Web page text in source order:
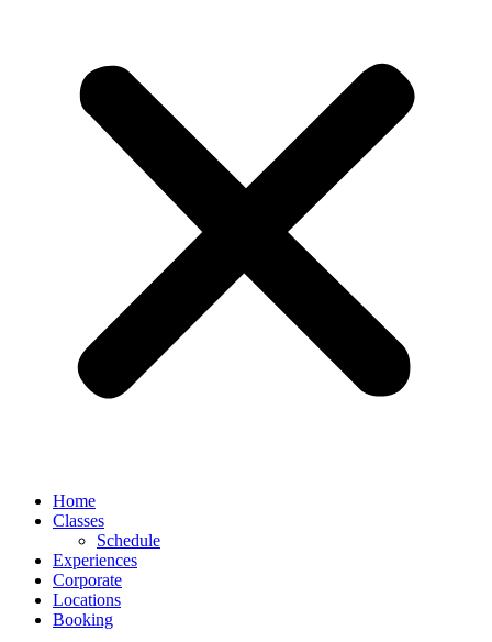
Home
Classes
Schedule
Experiences
Corporate
Locations
Booking